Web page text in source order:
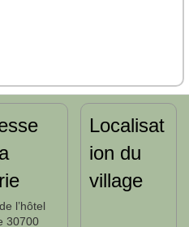
l’hôtel
30700
Localisat
ion du
village